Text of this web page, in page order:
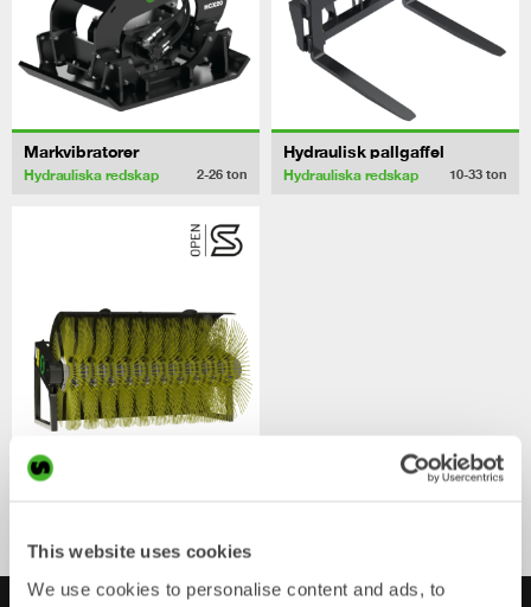
This website uses cookies
We use cookies to personalise content and ads, to
Markvibratorer
Hydrauliska redskap 2-26 ton
Hydraulisk pallgaffel
Hydrauliska redskap 10-33 ton
Sopvalsar
Mer om Hydrauliska redskap